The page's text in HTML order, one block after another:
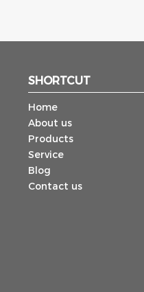
SHORTCUT
Home
About us
Products
Service
Blog
Contact us